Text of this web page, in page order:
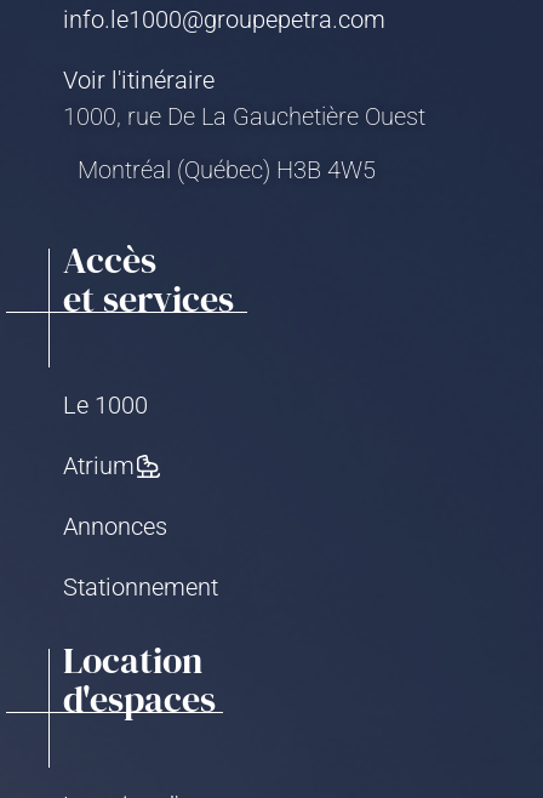
info.le1000@groupepetra.com
Voir l'itinéraire
1000, rue De La Gauchetière Ouest
Montréal (Québec) H3B 4W5
Accès
et services
Le 1000
Atrium
Annonces
Stationnement
Location
d'espaces